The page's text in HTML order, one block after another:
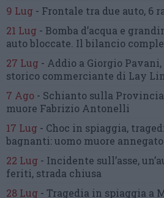
9 Lug - Frontale tra due auto, 6
21 Lug - Bomba d’acqua e
auto bloccate. Il bilancio
27 Lug - Addio a Giorgio Pavani,
storico commerciante di Lay
7 Ago - Schianto sulla
muore Fabrizio Antonelli
17 Lug - Choc in spiaggia,
bagnanti:uomo muore annegato
22 Lug - Incidente sull’asse,
feriti, strada chiusa
28 Lug - Tragedia in spiaggia a